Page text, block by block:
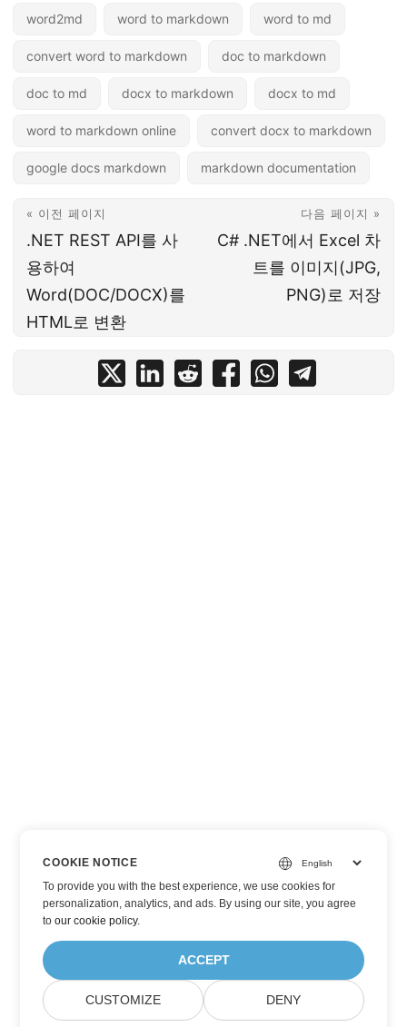
word2md word to markdown word to md
convert word to markdown doc to markdown
doc to md docx to markdown docx to md
word to markdown online convert docx to markdown
google docs markdown markdown documentation
« 이전 페이지
.NET REST API를 사
용하여
Word(DOC/DOCX)를
HTML로 변환
다음 페이지 »
C# .NET에서 Excel 차
트를 이미지(JPG,
PNG)로 저장
COOKIE NOTICE
To provide you with the best experience, we use cookies for
personalization, analytics, and ads. By using our site, you agree
toour cookie policy.
ACCEPT
CUSTOMIZE DENY